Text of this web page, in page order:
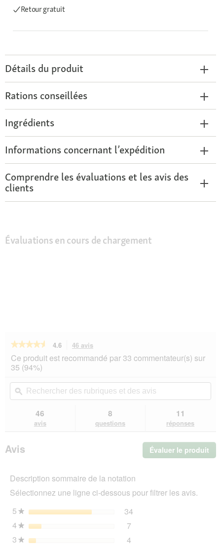
Retour gratuit
Détails du produit
Rations conseillées
Ingrédients
Informations concernant l’expédition
Comprendre les évaluations et les avis des
clients
Évaluations en cours de chargement
★★★★★
★★★★★
sur
5
les
avis
Versele-
Laga
4.6 46 avis
action
vous
vers
les
avis.
Ce produit est recommandé par 33 commentateur(s) sur
35 (94%)
Rechercher
des
rubriques
ϙ
46
avis
8
questions
11
réponses
Avis Évaluer le produit
Description sommaire de la notation
Sélectionnez une ligne ci-dessous pour filtrer les avis.
5★ étoiles 34
4★ étoiles 7
3★ étoiles 4